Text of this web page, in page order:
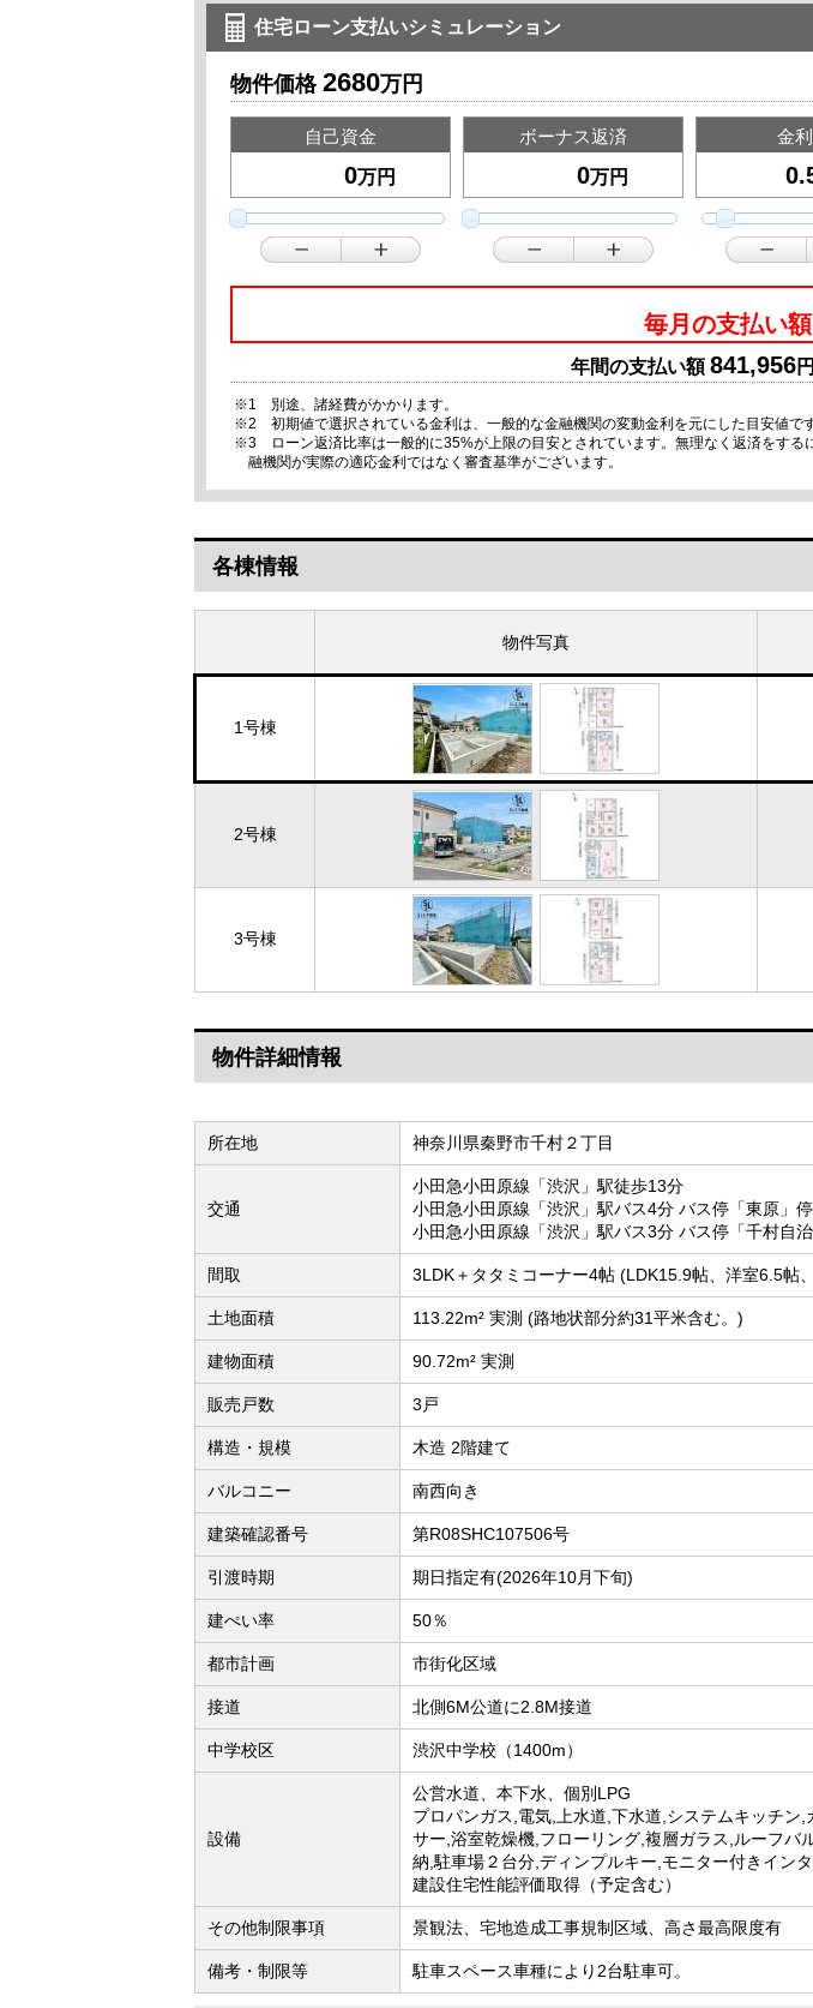
住宅ローン支払いシミュレーション
物件価格 2680万円
自己資金
万円
ボーナス返済
万円
金利
毎月の支払い額
年間の支払い額 841,956
※1 別途、諸経費がかかります。
※2 初期値で選択されている金利は、一般的な金融機関の変動金利を元にした目安値です
※3 ローン返済比率は一般的に35%が上限の目安とされています。無理なく返済をする
融機関が実際の適応金利ではなく審査基準がございます。
各棟情報
物件写真
1号棟
2号棟
3号棟
物件詳細情報
所在地 神奈川県秦野市千村２丁目
交通
小田急小田原線「渋沢」駅徒歩13分
小田急小田原線「渋沢」駅バス4分 バス停「東原」
小田急小田原線「渋沢」駅バス3分 バス停「千村自
間取 3LDK＋タタミコーナー4帖 (LDK15.9帖、洋室6.5帖
土地面積 113.22m² 実測 (路地状部分約31平米含む。)
建物面積 90.72m² 実測
販売戸数 3戸
構造・規模 木造 2階建て
バルコニー 南西向き
建築確認番号 第R08SHC107506号
引渡時期 期日指定有(2026年10月下旬)
建ぺい率 50％
都市計画 市街化区域
接道 北側6M公道に2.8M接道
中学校区 渋沢中学校（1400m）
設備
公営水道、本下水、個別LPG
プロパンガス,電気,上水道,下水道,システムキッチ
サー,浴室乾燥機,フローリング,複層ガラス,ルーフバ
納,駐車場２台分,ディンプルキー,モニター付きイン
建設住宅性能評価取得（予定含む）
その他制限事項 景観法、宅地造成工事規制区域、高さ最高限度有
備考・制限等 駐車スペース車種により2台駐車可。